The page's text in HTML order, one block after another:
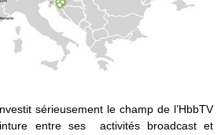
sérieusement le champ de l’HbbTV
entre ses activités broadcast et